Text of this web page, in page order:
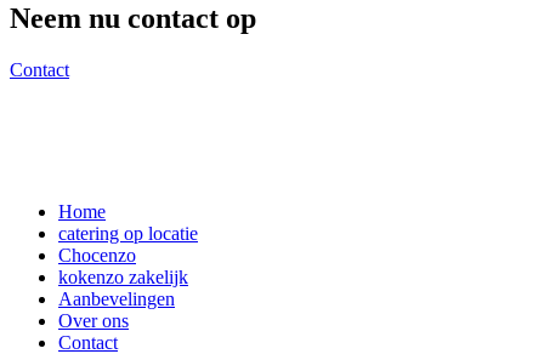
Neem nu contact op
Contact
Home
catering op locatie
Chocenzo
kokenzo zakelijk
Aanbevelingen
Over ons
Contact